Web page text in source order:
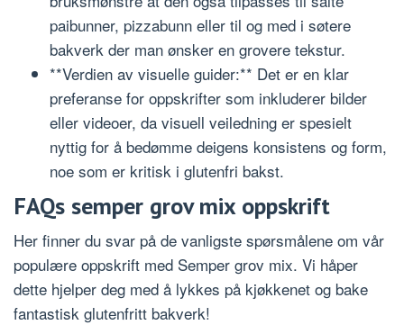
paibunner, pizzabunn eller til og med i søtere
bakverk der man ønsker en grovere tekstur.
**Verdien av visuelle guider:** Det er en klar
preferanse for oppskrifter som inkluderer bilder
eller videoer, da visuell veiledning er spesielt
nyttig for å bedømme deigens konsistens og form,
noe som er kritisk i glutenfri bakst.
FAQs semper grov mix oppskrift
Her finner du svar på de vanligste spørsmålene om vår
populære oppskrift med Semper grov mix. Vi håper
dette hjelper deg med å lykkes på kjøkkenet og bake
fantastisk glutenfritt bakverk!